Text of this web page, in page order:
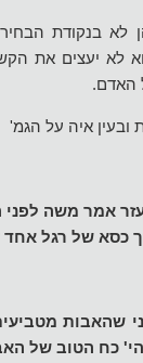
בנקודת
לא יעצים את
האדם.
ובעין איה על הגמ'
אמר משה
כסא של רגל
שהאבות
כח הטוב של